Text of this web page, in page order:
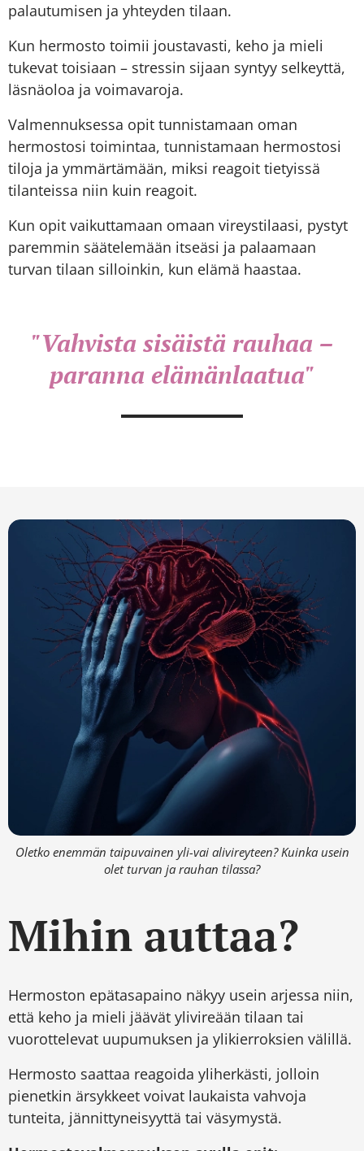
palautumisen ja yhteyden tilaan.
Kun hermosto toimii joustavasti, keho ja mieli
tukevat toisiaan – stressin sijaan syntyy selkeyttä,
läsnäoloa ja voimavaroja.
Valmennuksessa opit tunnistamaan oman
hermostosi toimintaa, tunnistamaan hermostosi
tiloja ja ymmärtämään, miksi reagoit tietyissä
tilanteissa niin kuin reagoit.
Kun opit vaikuttamaan omaan vireystilaasi, pystyt
paremmin säätelemään itseäsi ja palaamaan
turvan tilaan silloinkin, kun elämä haastaa.
"Vahvista sisäistä rauhaa –
paranna elämänlaatua"
Oletko enemmän taipuvainen yli-vai alivireyteen? Kuinka usein
olet turvan ja rauhan tilassa?
Mihin auttaa?
Hermoston epätasapaino näkyy usein arjessa niin,
että keho ja mieli jäävät ylivireään tilaan tai
vuorottelevat uupumuksen ja ylikierroksien välillä.
Hermosto saattaa reagoida yliherkästi, jolloin
pienetkin ärsykkeet voivat laukaista vahvoja
tunteita, jännittyneisyyttä tai väsymystä.